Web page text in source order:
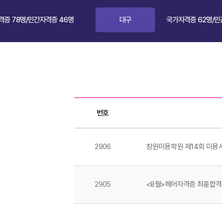
간자격증 46명 국가자격증 62명/민간자격증
번호
2906 창원미용학원 제14회 미용
2905 <8월>헤어자격증 최종합